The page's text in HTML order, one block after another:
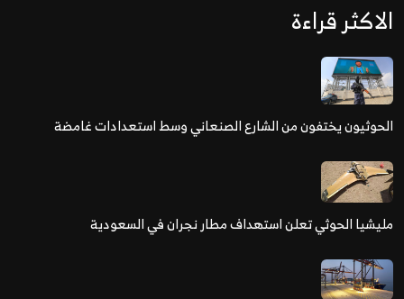
الاكثر قراءة
الحوثيون يختفون من الشارع الصنعاني وسط استعدادات غامضة
مليشيا الحوثي تعلن استهداف مطار نجران في السعودية